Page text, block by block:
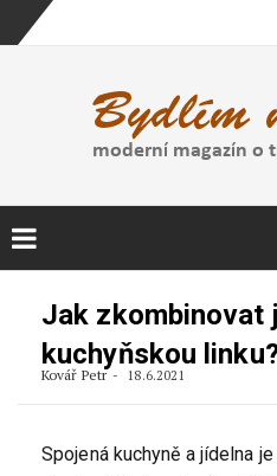
Jak zkombinovat
kuchyňskou
Kovář Petr 18.6.2021
Spojená kuchyně a jídelna